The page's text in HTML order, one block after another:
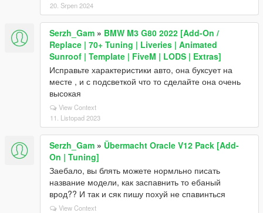
20. Srpen 2024
Serzh_Gam » BMW M3 G80 2022 [Add-On /
Replace | 70+ Tuning | Liveries | Animated
Sunroof | Template | FiveM | LODS | Extras]
Исправьте характеристики авто, она буксует на
месте , и с подсветкой что то сделайте она очень
высокая
View Context
11. Listopad 2023
Serzh_Gam » Übermacht Oracle V12 Pack [Add-
On | Tuning]
Заебало, вы блять можете нормльно писать
название модели, как заспавнить то ебаный
врод?? И так и сяк пишу похуй не спавинться
View Context